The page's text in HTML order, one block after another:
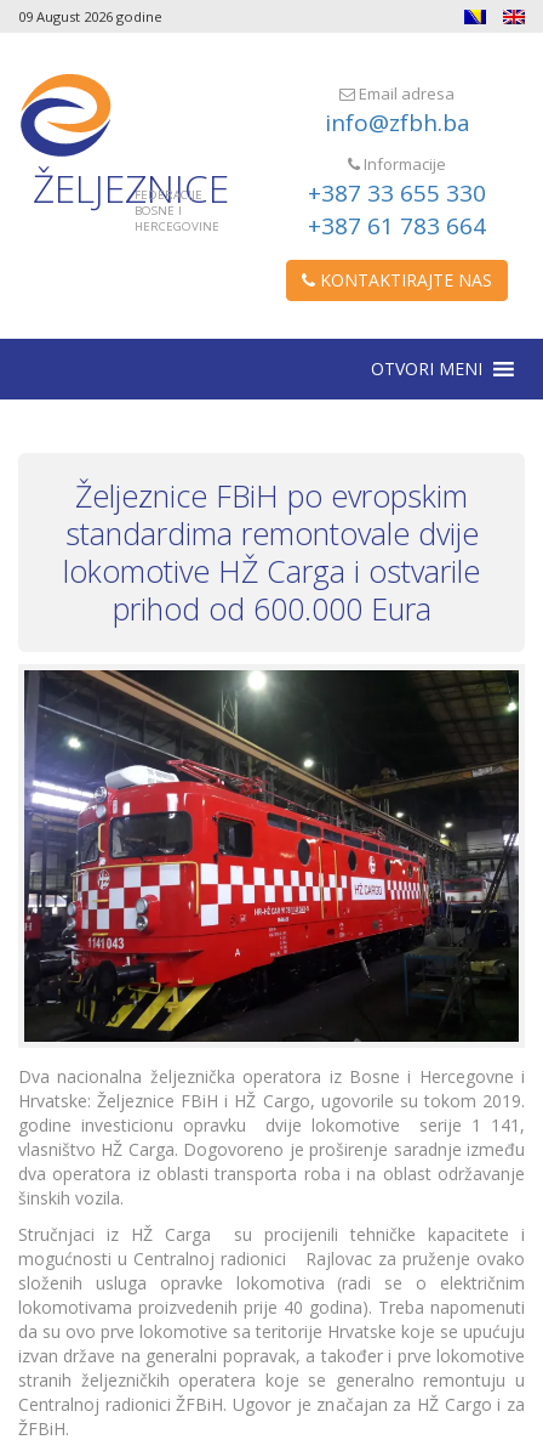
09 August 2026 godine
ŽELJEZNICE
FEDERACIJE
BOSNE I
HERCEGOVINE
Email adresa
info@zfbh.ba
Informacije
+387 33 655 330
+387 61 783 664
KONTAKTIRAJTE NAS
OTVORI MENI
Željeznice FBiH po evropskim
standardima remontovale dvije
lokomotive HŽ Carga i ostvarile
prihod od 600.000 Eura
Dva nacionalna željeznička operatora iz Bosne i Hercegovne i
Hrvatske: Željeznice FBiH i HŽ Cargo, ugovorile su tokom 2019.
godine investicionu opravku dvije lokomotive serije 1 141,
vlasništvo HŽ Carga. Dogovoreno je proširenje saradnje između
dva operatora iz oblasti transporta roba i na oblast održavanje
šinskih vozila.
Stručnjaci iz HŽ Carga su procijenili tehničke kapacitete i
mogućnosti u Centralnoj radionici Rajlovac za pruženje ovako
složenih usluga opravke lokomotiva (radi se o električnim
lokomotivama proizvedenih prije 40 godina). Treba napomenuti
da su ovo prve lokomotive sa teritorije Hrvatske koje se upućuju
izvan države na generalni popravak, a također i prve lokomotive
stranih željezničkih operatera koje se generalno remontuju u
Centralnoj radionici ŽFBiH. Ugovor je značajan za HŽ Cargo i za
ŽFBiH.